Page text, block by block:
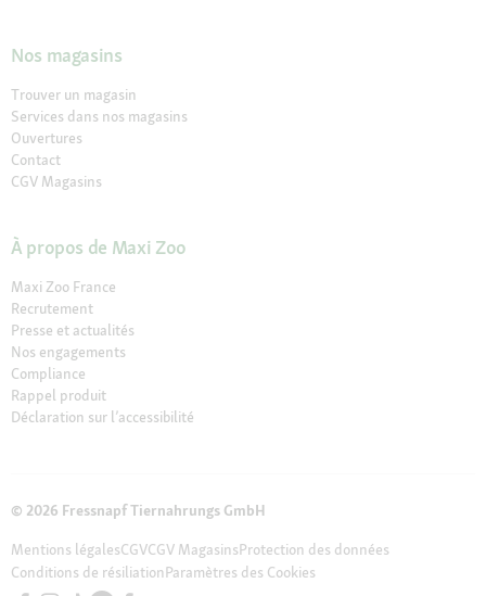
Nos magasins
Trouver un magasin
Services dans nos magasins
Ouvertures
Contact
CGV Magasins
À propos de Maxi Zoo
Maxi Zoo France
Recrutement
Presse et actualités
Nos engagements
Compliance
Rappel produit
Déclaration sur l’accessibilité
© 2026 Fressnapf Tiernahrungs GmbH
Mentions légalesCGVCGV MagasinsProtection des données
Conditions de résiliationParamètres des Cookies